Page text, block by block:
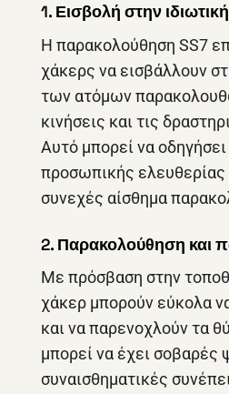
1. Εισβολή στην
Η παρακολούθηση SS7
χάκερς να εισβάλλουν
των ατόμων
κινήσεις και τις
Αυτό μπορεί να
προσωπικής ελευθερίας
συνεχές αίσθημα
2. Παρακολούθηση και
Με πρόσβαση στην
χάκερ μπορούν εύκολα
και να παρενοχλούν τα
μπορεί να έχει σοβαρές
συναισθηματικές